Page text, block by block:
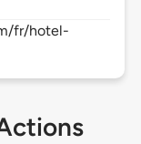
fr/hotel-